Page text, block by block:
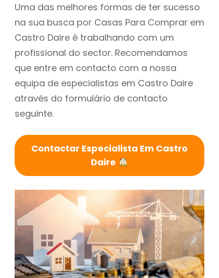
Uma das melhores formas de ter sucesso
na sua busca por Casas Para Comprar em
Castro Daire é trabalhando com um
profissional do sector. Recomendamos
que entre em contacto com a nossa
equipa de especialistas em Castro Daire
através do formulário de contacto
seguinte.
Contactar Especialista Em Castro
Daire